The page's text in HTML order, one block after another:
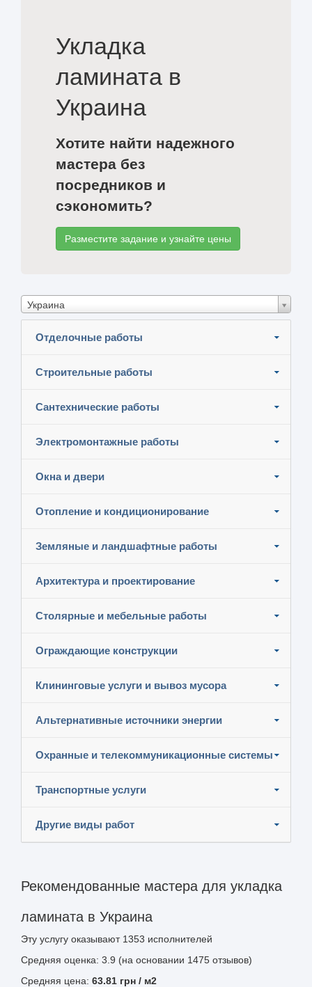
Укладка
ламината в
Украина
Хотите найти надежного
мастера без
посредников и
сэкономить?
Разместите задание и узнайте цены
Украина
Отделочные работы
Строительные работы
Сантехнические работы
Электромонтажные работы
Окна и двери
Отопление и кондиционирование
Земляные и ландшафтные работы
Архитектура и проектирование
Столярные и мебельные работы
Ограждающие конструкции
Клининговые услуги и вывоз мусора
Альтернативные источники энергии
Охранные и телекоммуникационные системы
Транспортные услуги
Другие виды работ
Рекомендованные мастера для укладка
ламината в Украина
Эту услугу оказывают 1353 исполнителей
Средняя оценка: 3.9 (на основании 1475 отзывов)
Средняя цена: 63.81 грн / м2